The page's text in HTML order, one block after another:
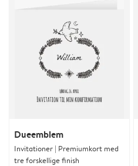
Dueemblem
Invitationer | Premiumkort med
tre forskellige finish